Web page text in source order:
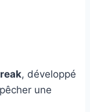
, développé
une